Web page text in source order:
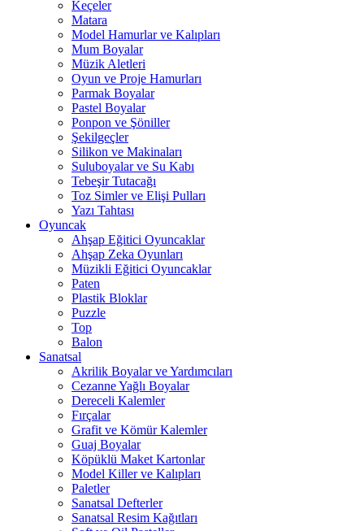
Keçeler
Matara
Model Hamurlar ve Kalıpları
Mum Boyalar
Müzik Aletleri
Oyun ve Proje Hamurları
Parmak Boyalar
Pastel Boyalar
Ponpon ve Şöniller
Şekilgeçler
Silikon ve Makinaları
Suluboyalar ve Su Kabı
Tebeşir Tutacağı
Toz Simler ve Elişi Pulları
Yazı Tahtası
Oyuncak
Ahşap Eğitici Oyuncaklar
Ahşap Zeka Oyunları
Müzikli Eğitici Oyuncaklar
Paten
Plastik Bloklar
Puzzle
Top
Balon
Sanatsal
Akrilik Boyalar ve Yardımcıları
Cezanne Yağlı Boyalar
Dereceli Kalemler
Fırçalar
Grafit ve Kömür Kalemler
Guaj Boyalar
Köpüklü Maket Kartonlar
Model Killer ve Kalıpları
Paletler
Sanatsal Defterler
Sanatsal Resim Kağıtları